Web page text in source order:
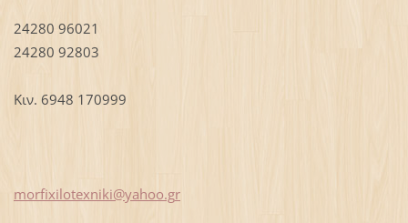
24280 96021
24280 92803
Κιν. 6948 170999
morfixilotexniki@yahoo.gr